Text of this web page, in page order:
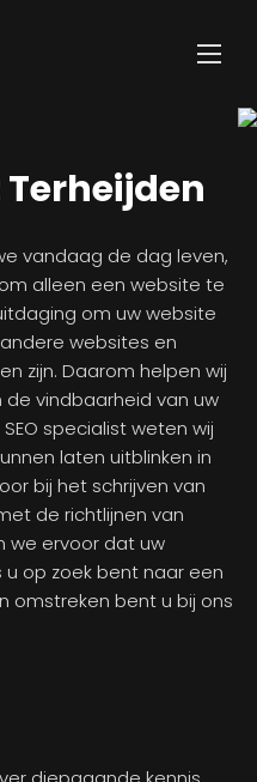
Terheijden
vandaag de dag leven,
alleen een website te
om uw website
websites en
zijn. Daarom helpen wij
vindbaarheid van uw
specialist weten wij
laten uitblinken in
bij het schrijven van
de richtlijnen van
we ervoor dat uw
op zoek bent naar een
omstreken bent u bij ons